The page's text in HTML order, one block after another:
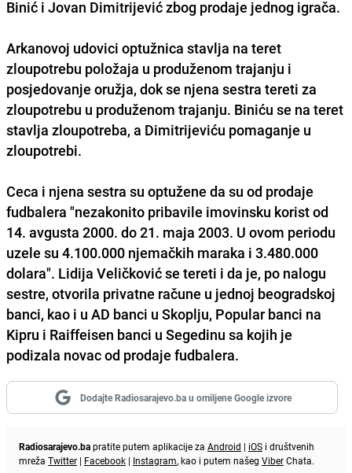
Binić i Jovan Dimitrijević zbog prodaje jednog igrača.
Arkanovoj udovici optužnica stavlja na teret
zloupotrebu položaja u produženom trajanju i
posjedovanje oružja, dok se njena sestra tereti za
zloupotrebu u produženom trajanju. Biniću se na teret
stavlja zloupotreba, a Dimitrijeviću pomaganje u
zloupotrebi.
Ceca i njena sestra su optužene da su od prodaje
fudbalera "nezakonito pribavile imovinsku korist od
14. avgusta 2000. do 21. maja 2003. U ovom periodu
uzele su 4.100.000 njemačkih maraka i 3.480.000
dolara". Lidija Veličković se tereti i da je, po nalogu
sestre, otvorila privatne račune u jednoj beogradskoj
banci, kao i u AD banci u Skoplju, Popular banci na
Kipru i Raiffeisen banci u Segedinu sa kojih je
podizala novac od prodaje fudbalera.
Dodajte Radiosarajevo.ba u omiljene Google izvore
Radiosarajevo.bapratite putem aplikacije za Android | iOS i društvenih
mreža Twitter | Facebook | Instagram, kao i putem našeg ViberChata.